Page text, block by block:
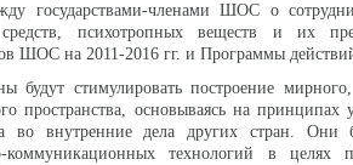
государствами-членами ШОС о
средств, психотропных веществ и их
ШОС на 2011-2016 гг. и Программы
будут стимулировать построение
пространства, основываясь на принципах
во внутренние дела других стран. Они
коммуникационных технологий в целях